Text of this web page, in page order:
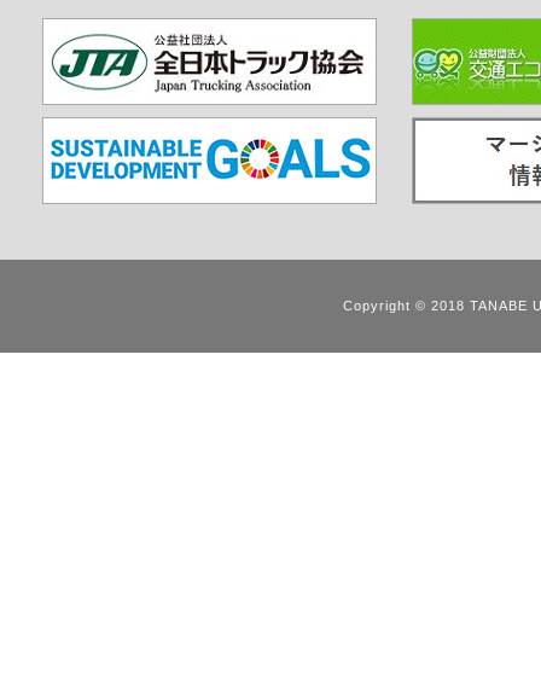
Copyright © 2018 TANABE